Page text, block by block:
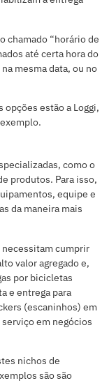
chamado “horário de
até certa hora do
mesma data, ou no
opções estão a Loggi,
como o
produtos. Para isso,
equipe e
da maneira mais
cumprir
valor agregado e,
por bicicletas
e entrega para
(escaninhos) em
em negócios
nichos de
são são